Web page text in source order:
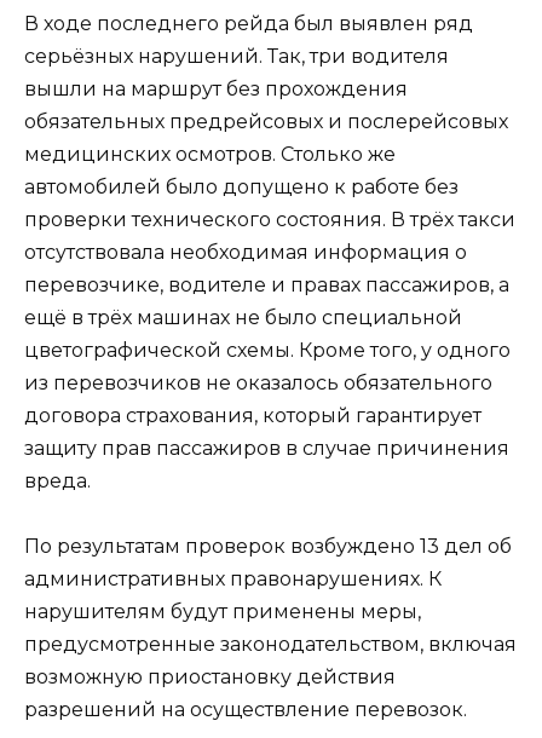
В ходе последнего рейда был выявлен ряд
серьёзных нарушений. Так, три водителя
вышли на маршрут без прохождения
обязательных предрейсовых и послерейсовых
медицинских осмотров. Столько же
автомобилей было допущено к работе без
проверки технического состояния. В трёх такси
отсутствовала необходимая информация о
перевозчике, водителе и правах пассажиров, а
ещё в трёх машинах не было специальной
цветографической схемы. Кроме того, у одного
из перевозчиков не оказалось обязательного
договора страхования, который гарантирует
защиту прав пассажиров в случае причинения
вреда.
По результатам проверок возбуждено 13 дел об
административных правонарушениях. К
нарушителям будут применены меры,
предусмотренные законодательством, включая
возможную приостановку действия
разрешений на осуществление перевозок.